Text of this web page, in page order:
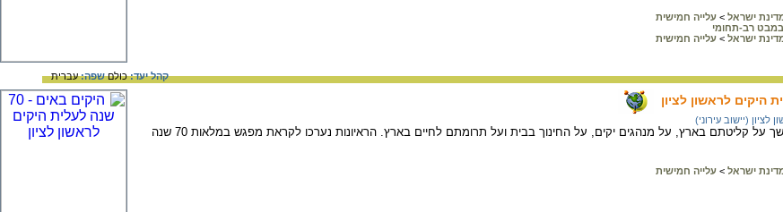
ישראל > עלייה חמישית
במבט רב-תחומי
ישראל > עלייה חמישית
קהל יעד:כולםשפה:עברית
לציון (יישוב עירוני)
ראיונות עם יקים ועם דור ההמשך על קליטתם בארץ, על מנהגים יקים, על החינוך בבית ועל תרומתם לחיים בארץ. הראיונות נערכו לקראת מפגש במלאות 70 שנה
ישראל > עלייה חמישית